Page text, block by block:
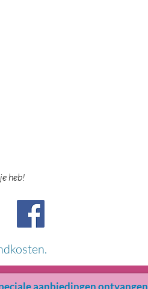
heb!
aanbiedingen ontvangen